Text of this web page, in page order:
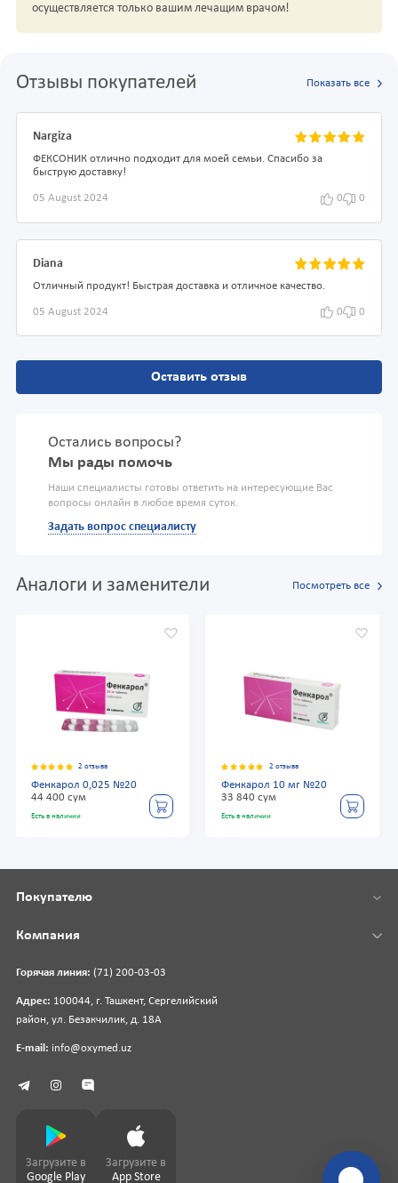
осуществляется только вашим лечащим врачом!
Отзывы покупателей Показать все
Nargiza
ФЕКСОНИК отлично подходит для моей семьи. Спасибо за
быструю доставку!
05 August 2024 0 0
Diana
Отличный продукт! Быстрая доставка и отличное качество.
05 August 2024 0 0
Оставить отзыв
Остались вопросы?
Мы рады помочь
Наши специалисты готовы ответить на интересующие Вас
вопросы онлайн в любое время суток.
Задать вопрос специалисту
Аналоги и заменители Посмотреть все
2 отзыва
Фенкарол 0,025 №20
44 400 сум
Есть в наличии
2 отзыва
Фенкарол 10 мг №20
33 840 сум
Есть в наличии
Горячая линия: (71) 200-03-03
Адрес: 100044, г. Ташкент, Сергелийский
район, ул. Безакчилик, д. 18А
E-mail: info@oxymed.uz
Покупателю
Компания
Загрузите в
Google Play
Загрузите в
App Store